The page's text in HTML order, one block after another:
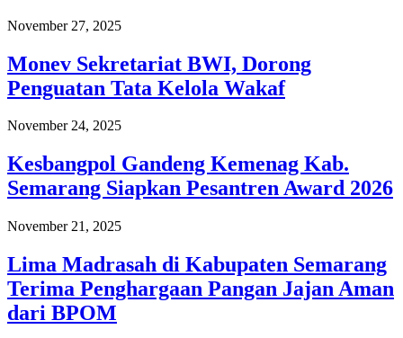
November 27, 2025
Monev Sekretariat BWI, Dorong
Penguatan Tata Kelola Wakaf
November 24, 2025
Kesbangpol Gandeng Kemenag Kab.
Semarang Siapkan Pesantren Award 2026
November 21, 2025
Lima Madrasah di Kabupaten Semarang
Terima Penghargaan Pangan Jajan Aman
dari BPOM